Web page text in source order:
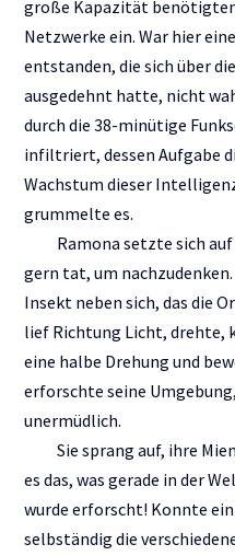
große Kapazität
Netzwerke ein. War hier
entstanden, die sich über
ausgedehnt hatte, nicht
durch die 38-minütige
infiltriert, dessen Aufgabe
Wachstum dieser
grummelte es.
Ramona setzte sich
gern tat, um
Insekt neben sich, das die
lief Richtung Licht, drehte,
eine halbe Drehung und
erforschte seine
unermüdlich.
Sie sprang auf, ihre
es das, was gerade in der
wurde erforscht! Konnte
selbständig die